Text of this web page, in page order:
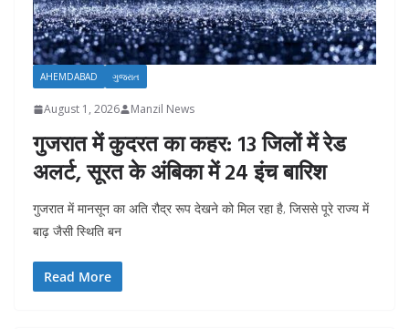
AHEMDABAD ગુજરાત
August 1, 2026 Manzil News
गुजरात में कुदरत का कहर: 13 जिलों में रेड
अलर्ट, सूरत के अंबिका में 24 इंच बारिश
गुजरात में मानसून का अति रौद्र रूप देखने को मिल रहा है, जिससे पूरे राज्य में
बाढ़ जैसी स्थिति बन
Read More